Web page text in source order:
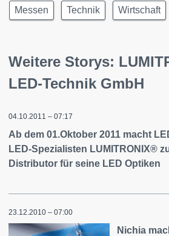
Messen Technik Wirtschaft
Weitere Storys:
LED-Technik GmbH
04.10.2011 – 07:17
Ab dem 01.Oktober 2011 macht
LED-Spezialisten LUMITRONIX®
Distributor für seine LED Optiken
23.12.2010 – 07:00
Nichia